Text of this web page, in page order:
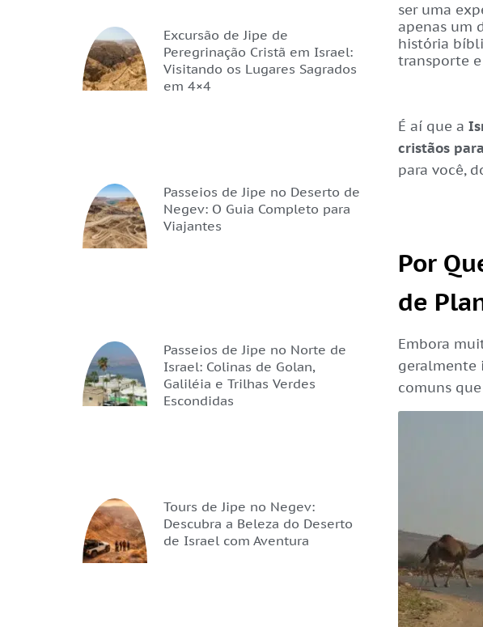
Excursão de Jipe de
Peregrinação Cristã em Israel:
Visitando os Lugares Sagrados
em 4×4
Passeios de Jipe no Deserto de
Negev: O Guia Completo para
Viajantes
Passeios de Jipe no Norte de
Israel: Colinas de Golan,
Galiléia e Trilhas Verdes
Escondidas
Tours de Jipe no Negev:
Descubra a Beleza do Deserto
de Israel com Aventura
ser uma
apenas um
história
transporte
É aí que a
cristãos
para você,
Por
de
Embora
geralmente
comuns